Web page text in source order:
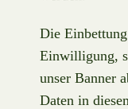
Die
Einwilligung,
unser Banner
Daten in